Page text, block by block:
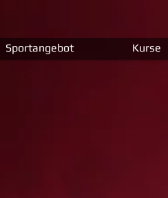
Sportangebot Kurse